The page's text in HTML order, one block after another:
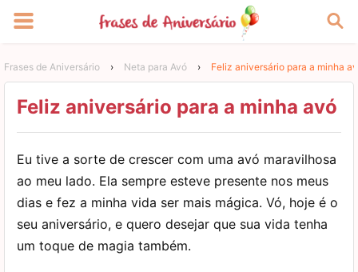
Frases de Aniversário › Neta para Avó › Feliz aniversário para a minha
Feliz aniversário para a minha avó
Eu tive a sorte de crescer com uma avó maravilhosa
ao meu lado. Ela sempre esteve presente nos meus
dias e fez a minha vida ser mais mágica. Vó, hoje é o
seu aniversário, e quero desejar que sua vida tenha
um toque de magia também.